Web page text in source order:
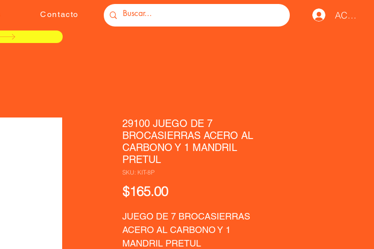
Contacto ACCESO
29100 JUEGO DE 7
BROCASIERRAS ACERO AL
CARBONO Y 1 MANDRIL
PRETUL
SKU: KIT-8P
$165.00Precio
JUEGO DE 7 BROCASIERRAS
ACERO AL CARBONO Y 1
MANDRIL PRETUL